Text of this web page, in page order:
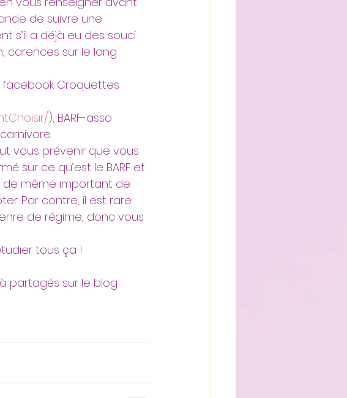
de suivre une
s’il a déjà eu des souci
carences sur le long
facebook Croquettes
), BARF-asso
vous prévenir que vous
sur ce qu’est le BARF et
de même important de
Par contre, il est rare
de régime, donc vous
tous ça !
partagés sur le blog